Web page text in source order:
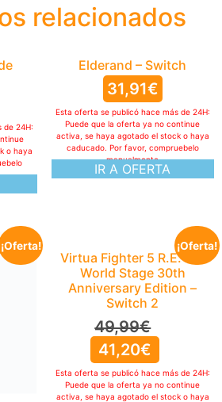
relacionados
de 24H:
o haya
Elderand – Switch
31,91€
IR A OFERTA
Esta oferta se publicó hace más de 24H:
Puede que la oferta ya no continue
activa, se haya agotado el stock o haya
caducado. Por favor, compruebelo
manualmente
¡Oferta! ¡Oferta!
Virtua Fighter 5 R.E.V.O.
World Stage 30th
Anniversary Edition –
Switch 2
49,99€
41,20€
Esta oferta se publicó hace más de 24H:
Puede que la oferta ya no continue
activa, se haya agotado el stock o haya